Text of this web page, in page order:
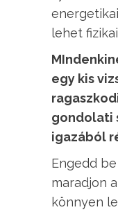
lehet
egy kis
gondolati
igazából
Engedd
maradjon
könnyen